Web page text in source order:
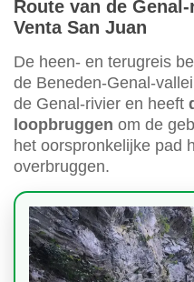
Route van de
Venta San Juan
De heen- en terugreis
de Beneden-Genal-
de Genal-rivier en heeft
loopbruggen om de
het oorspronkelijke pad
overbruggen.